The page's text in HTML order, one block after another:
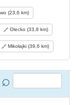
(23,6 km)
Olecko (33,8 km)
Mikołajki (39,6 km)